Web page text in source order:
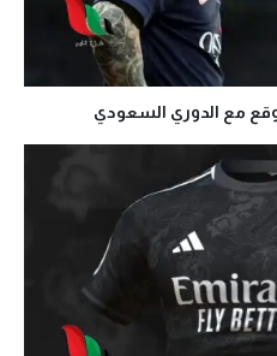
مع الدوري السعودي